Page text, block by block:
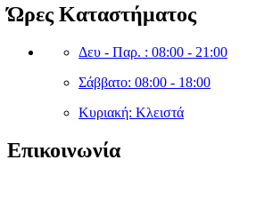
Ώρες Καταστήματος
Δευ - Παρ. : 08:00 - 21:00
Σάββατο: 08:00 - 18:00
Κυριακή: Κλειστά
Επικοινωνία